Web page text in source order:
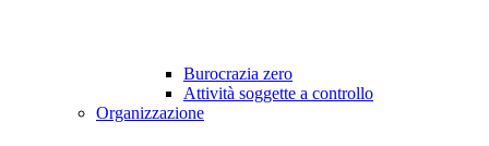
Burocrazia zero
Attività soggette a controllo
Organizzazione